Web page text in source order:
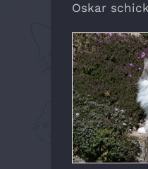
Oskar